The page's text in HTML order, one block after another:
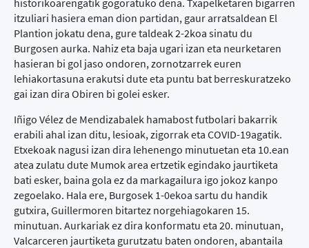
historikoarengatik gogoratuko dena. Txapelketaren bigarren
itzuliari hasiera eman dion partidan, gaur arratsaldean El
Plantion jokatu dena, gure taldeak 2-2koa sinatu du
Burgosen aurka. Nahiz eta baja ugari izan eta neurketaren
hasieran bi gol jaso ondoren, zornotzarrek euren
lehiakortasuna erakutsi dute eta puntu bat berreskuratzeko
gai izan dira Obiren bi golei esker.
Iñigo Vélez de Mendizabalek hamabost futbolari bakarrik
erabili ahal izan ditu, lesioak, zigorrak eta COVID-19agatik.
Etxekoak nagusi izan dira lehenengo minutuetan eta 10.ean
atea zulatu dute Mumok area ertzetik egindako jaurtiketa
bati esker, baina gola ez da markagailura igo jokoz kanpo
zegoelako. Hala ere, Burgosek 1-0ekoa sartu du handik
gutxira, Guillermoren bitartez norgehiagokaren 15.
minutuan. Aurkariak ez dira konformatu eta 20. minutuan,
Valcarceren jaurtiketa gurutzatu baten ondoren, abantaila